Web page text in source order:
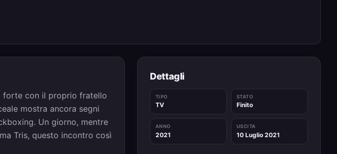
forte con il proprio fratello
mostra ancora segni
Un giorno, mentre
Tris, questo incontro così
Dettagli
TIPO
TV
STATO
Finito
ANNO
2021
USCITA
10 Luglio 2021